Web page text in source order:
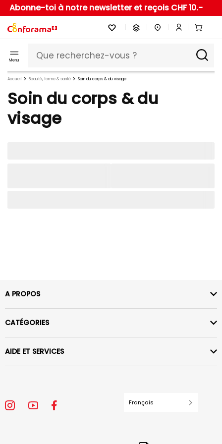
Abonne-toi à notre newsletter et reçois CHF 10.-
Menu
Accueil Beauté, forme & santé Soin du corps & du visage
Soin du corps & du
visage
A PROPOS
CATÉGORIES
AIDE ET SERVICES
Français